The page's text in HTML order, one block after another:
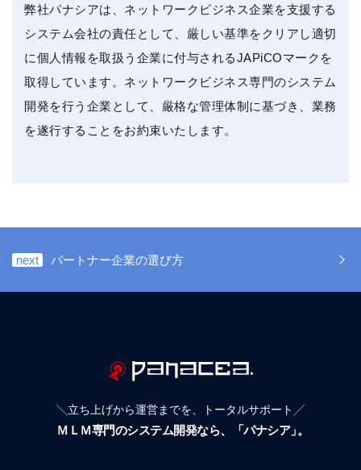
弊社パナシアは、ネットワークビジネス企業を支援する
システム会社の責任として、厳しい基準をクリアし適切
に個人情報を取扱う企業に付与されるJAPiCOマークを
取得しています。ネットワークビジネス専門のシステム
開発を行う企業として、厳格な管理体制に基づき、業務
を遂行することをお約束いたします。
next パートナー企業の選び方
╲立ち上げから運営までを、トータルサポート╱
ＭＬＭ専門のシステム開発なら、「パナシア」。